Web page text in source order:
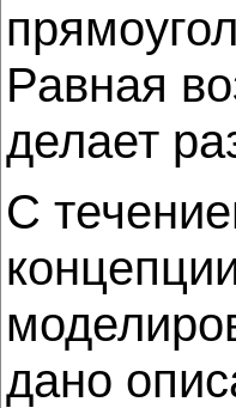
Равная
делает
С
дано